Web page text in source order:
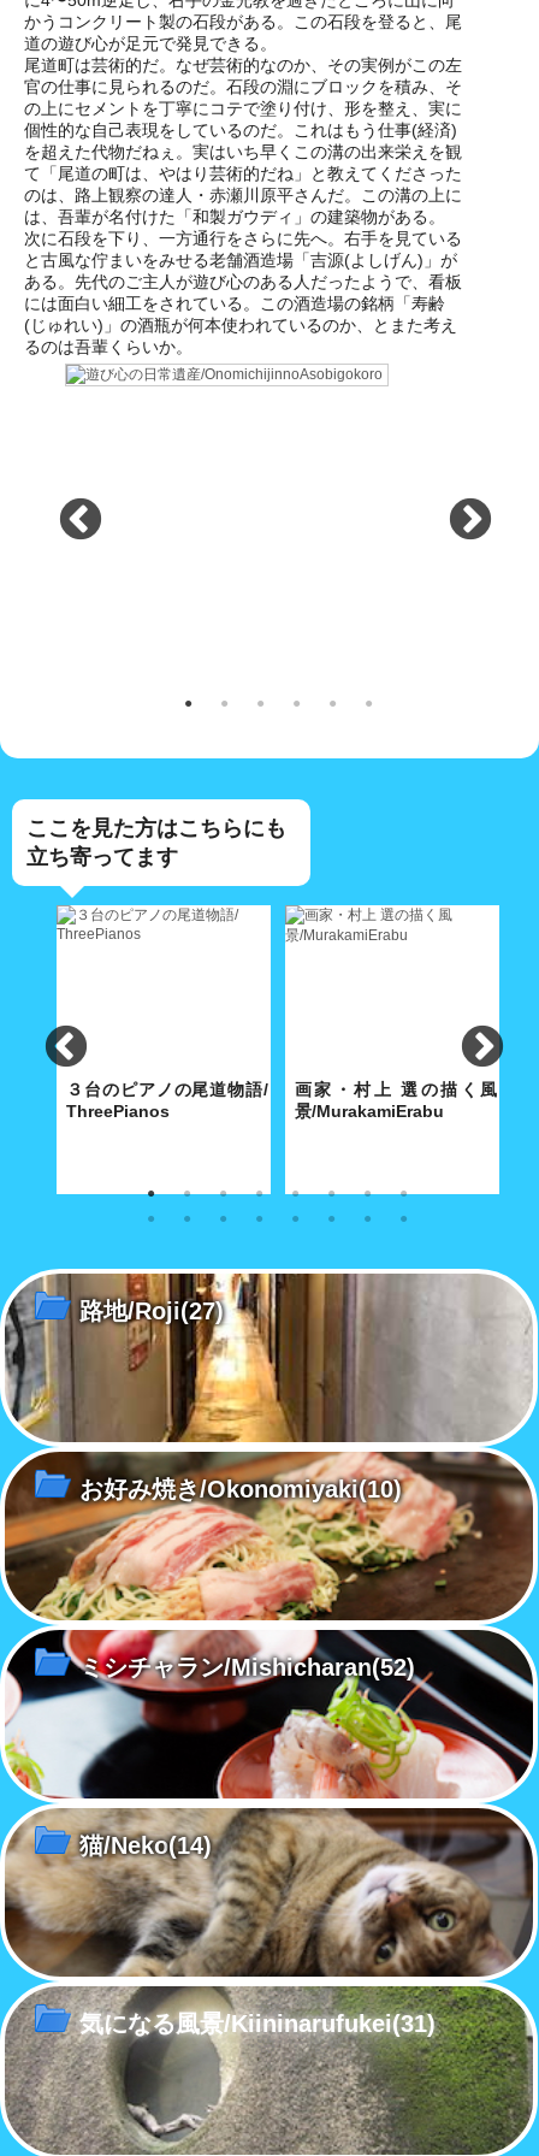
かうコンクリート製の石段がある。この石段を登ると、尾
道の遊び心が足元で発見できる。
尾道町は芸術的だ。なぜ芸術的なのか、その実例がこの左
官の仕事に見られるのだ。石段の淵にブロックを積み、そ
の上にセメントを丁寧にコテで塗り付け、形を整え、実に
個性的な自己表現をしているのだ。これはもう仕事(経済)
を超えた代物だねぇ。実はいち早くこの溝の出来栄えを観
て「尾道の町は、やはり芸術的だね」と教えてくださった
のは、路上観察の達人・赤瀬川原平さんだ。この溝の上に
は、吾輩が名付けた「和製ガウディ」の建築物がある。
次に石段を下り、一方通行をさらに先へ。右手を見ている
と古風な佇まいをみせる老舗酒造場「吉源(よしげん)」が
ある。先代のご主人が遊び心のある人だったようで、看板
には面白い細工をされている。この酒造場の銘柄「寿齢
(じゅれい)」の酒瓶が何本使われているのか、とまた考え
るのは吾輩くらいか。
ここを見た方はこちらにも
立ち寄ってます
３台のピアノの尾道物語/
ThreePianos
歴史都市・尾道にふさわしい3
画家・村上 選の描く風
景/MurakamiErabu
特徴ある白の色使いと温もりの
ける。
路地/Roji(27)
お好み焼き/Okonomiyaki(10)
ミシチャラン/Mishicharan(52)
猫/Neko(14)
気になる風景/Kiininarufukei(31)